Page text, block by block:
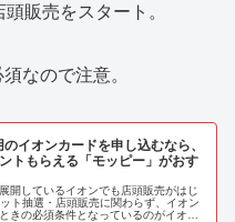
販売をスタート。
なので注意。
イオンカードを申し込むなら、
トもらえる「モッピー」がおす
開しているイオンでも店頭販売がはじ
ト抽選・店頭販売に関わらず、イオン
きの必須条件となっているのがイオン